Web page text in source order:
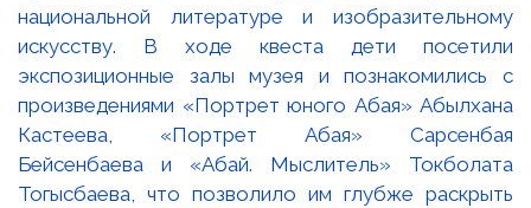
национальной литературе и изобразительному
искусству. В ходе квеста дети посетили
экспозиционные залы музея и познакомились с
произведениями «Портрет юного Абая» Абылхана
Кастеева, «Портрет Абая» Сарсенбая
Бейсенбаева и «Абай. Мыслитель» Токболата
Тогысбаева, что позволило им глубже раскрыть